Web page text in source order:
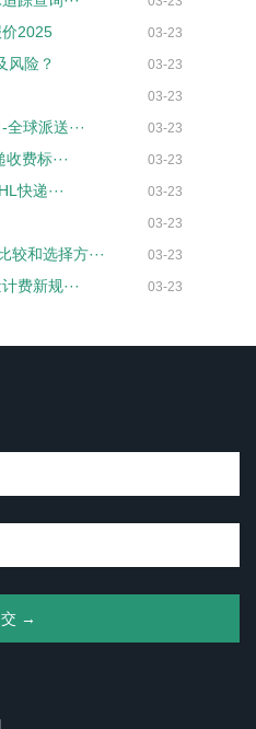
2025 03-23
风险？ 03-23
03-23
球派送··· 03-23
费标··· 03-23
快递··· 03-23
03-23
较和选择方··· 03-23
费新规··· 03-23